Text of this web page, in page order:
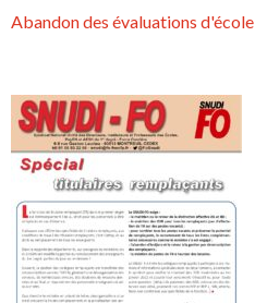
Abandon des évaluations d'école